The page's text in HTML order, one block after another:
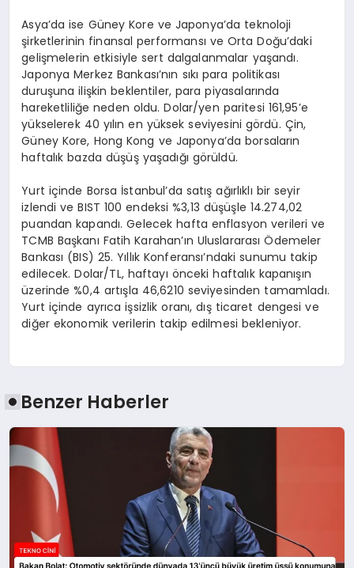
Asya’da ise Güney Kore ve Japonya’da teknoloji
şirketlerinin finansal performansı ve Orta Doğu’daki
gelişmelerin etkisiyle sert dalgalanmalar yaşandı.
Japonya Merkez Bankası’nın sıkı para politikası
duruşuna ilişkin beklentiler, para piyasalarında
hareketliliğe neden oldu. Dolar/yen paritesi 161,95’e
yükselerek 40 yılın en yüksek seviyesini gördü. Çin,
Güney Kore, Hong Kong ve Japonya’da borsaların
haftalık bazda düşüş yaşadığı görüldü.
Yurt içinde Borsa İstanbul’da satış ağırlıklı bir seyir
izlendi ve BIST 100 endeksi %3,13 düşüşle 14.274,02
puandan kapandı. Gelecek hafta enflasyon verileri ve
TCMB Başkanı Fatih Karahan’ın Uluslararası Ödemeler
Bankası (BIS) 25. Yıllık Konferansı’ndaki sunumu takip
edilecek. Dolar/TL, haftayı önceki haftalık kapanışın
üzerinde %0,4 artışla 46,6210 seviyesinden tamamladı.
Yurt içinde ayrıca işsizlik oranı, dış ticaret dengesi ve
diğer ekonomik verilerin takip edilmesi bekleniyor.
Benzer Haberler